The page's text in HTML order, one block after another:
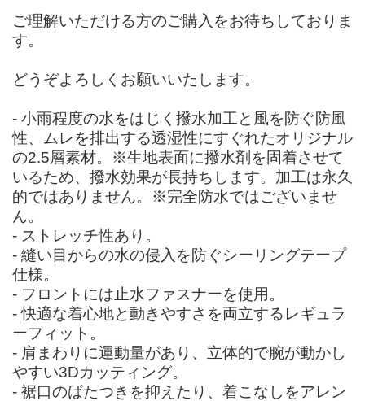
ご理解いただける方のご購入をお待ちしておりま
す。
どうぞよろしくお願いいたします。
- 小雨程度の水をはじく撥水加工と風を防ぐ防風
性、ムレを排出する透湿性にすぐれたオリジナル
の2.5層素材。※生地表面に撥水剤を固着させて
いるため、撥水効果が長持ちします。加工は永久
的ではありません。※完全防水ではございませ
ん。
- ストレッチ性あり。
- 縫い目からの水の侵入を防ぐシーリングテープ
仕様。
- フロントには止水ファスナーを使用。
- 快適な着心地と動きやすさを両立するレギュラ
ーフィット。
- 肩まわりに運動量があり、立体的で腕が動かし
やすい3Dカッティング。
- 裾口のばたつきを抑えたり、着こなしをアレン